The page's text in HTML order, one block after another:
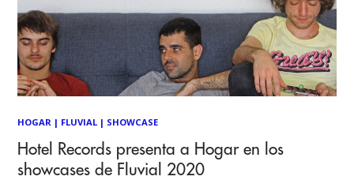
HOGAR | FLUVIAL | SHOWCASE
Hotel Records presenta a Hogar en los
showcases de Fluvial 2020